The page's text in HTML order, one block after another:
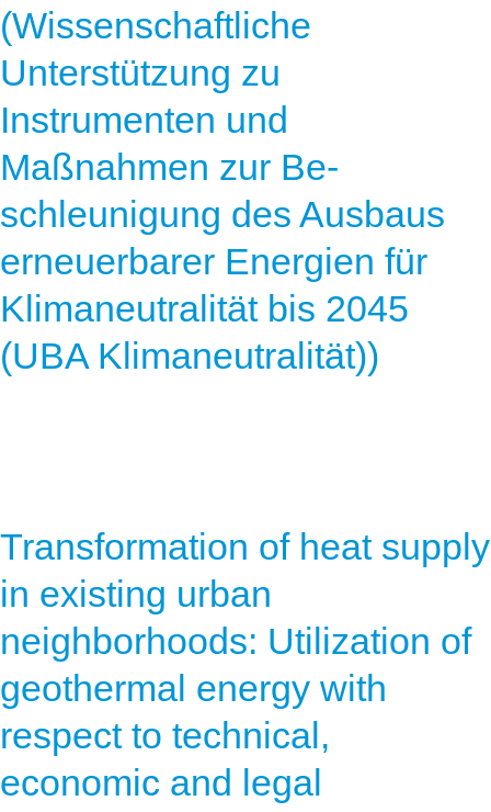
(Wissenschaftliche
Unterstützung zu
Instrumenten und
Maßnahmen zur Be-
schleunigung des Ausbaus
erneuerbarer Energien für
Klimaneutralität bis 2045
(UBA Klimaneutralität))
Transformation of heat supply
in existing urban
neighborhoods: Utilization of
geothermal energy with
respect to technical,
economic and legal